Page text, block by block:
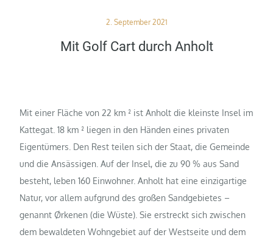
Posted
2. September 2021
Mit Golf Cart durch Anholt
Mit einer Fläche von 22 km ² ist Anholt die kleinste Insel im
Kattegat.18 km ² liegen in den Händen eines privaten
Eigentümers. Den Rest teilen sich der Staat, die Gemeinde
und die Ansässigen. Auf der Insel, die zu 90 % aus Sand
besteht, leben 160 Einwohner. Anholt hat eine einzigartige
Natur, vor allem aufgrund des großen Sandgebietes –
genannt Ørkenen (die Wüste). Sie erstreckt sich zwischen
dem bewaldeten Wohngebiet auf der Westseite und dem